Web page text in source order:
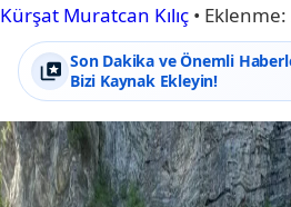
Kürşat Muratcan Kılıç • Eklenme:
Son Dakika ve Önemli
Bizi Kaynak Ekleyin!